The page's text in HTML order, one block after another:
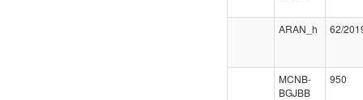
ARAN_h 62/
MCNB-
BGJBB
950